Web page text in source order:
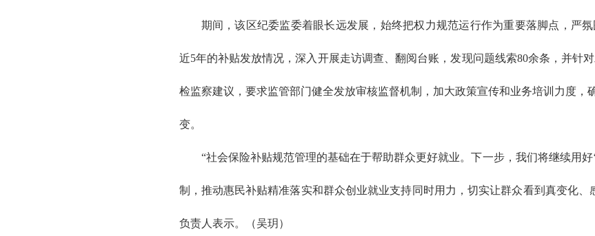
期间，该区纪委监委着眼长远发展，始终把权力规范运行作为重要落脚点，严
近5年的补贴发放情况，深入开展走访调查、翻阅台账，发现问题线索80余条，并针
检监察建议，要求监管部门健全发放审核监督机制，加大政策宣传和业务培训力度，
变。
“社会保险补贴规范管理的基础在于帮助群众更好就业。下一步，我们将继续用好
制，推动惠民补贴精准落实和群众创业就业支持同时用力，切实让群众看到真变化、
负责人表示。（吴玥）